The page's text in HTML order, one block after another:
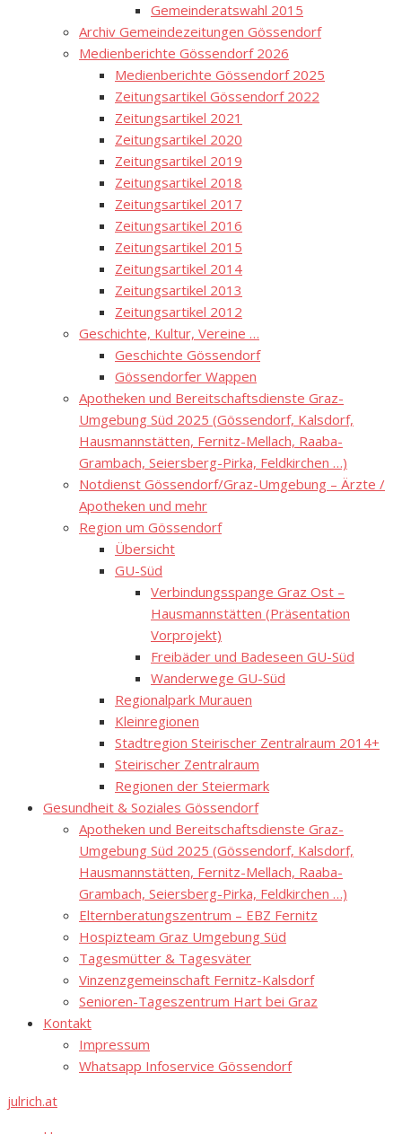
Gemeinderatswahl 2015
Archiv Gemeindezeitungen Gössendorf
Medienberichte Gössendorf 2026
Medienberichte Gössendorf 2025
Zeitungsartikel Gössendorf 2022
Zeitungsartikel 2021
Zeitungsartikel 2020
Zeitungsartikel 2019
Zeitungsartikel 2018
Zeitungsartikel 2017
Zeitungsartikel 2016
Zeitungsartikel 2015
Zeitungsartikel 2014
Zeitungsartikel 2013
Zeitungsartikel 2012
Geschichte, Kultur, Vereine …
Geschichte Gössendorf
Gössendorfer Wappen
Apotheken und Bereitschaftsdienste Graz-
Umgebung Süd 2025 (Gössendorf, Kalsdorf,
Hausmannstätten, Fernitz-Mellach, Raaba-
Grambach, Seiersberg-Pirka, Feldkirchen …)
Notdienst Gössendorf/Graz-Umgebung – Ärzte /
Apotheken und mehr
Region um Gössendorf
Übersicht
GU-Süd
Verbindungsspange Graz Ost –
Hausmannstätten (Präsentation
Vorprojekt)
Freibäder und Badeseen GU-Süd
Wanderwege GU-Süd
Regionalpark Murauen
Kleinregionen
Stadtregion Steirischer Zentralraum 2014+
Steirischer Zentralraum
Regionen der Steiermark
Gesundheit & Soziales Gössendorf
Apotheken und Bereitschaftsdienste Graz-
Umgebung Süd 2025 (Gössendorf, Kalsdorf,
Hausmannstätten, Fernitz-Mellach, Raaba-
Grambach, Seiersberg-Pirka, Feldkirchen …)
Elternberatungszentrum – EBZ Fernitz
Hospizteam Graz Umgebung Süd
Tagesmütter & Tagesväter
Vinzenzgemeinschaft Fernitz-Kalsdorf
Senioren-Tageszentrum Hart bei Graz
Kontakt
Impressum
Whatsapp Infoservice Gössendorf
julrich.at